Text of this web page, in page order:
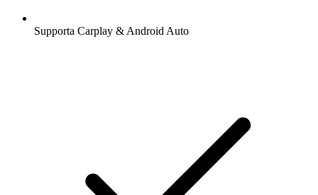
Supporta Carplay & Android Auto